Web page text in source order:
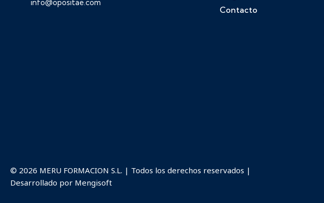
info@opositae.com
Contacto
© 2026 MERU FORMACION S.L. | Todos los derechos reservados |
Desarrollado por Mengisoft